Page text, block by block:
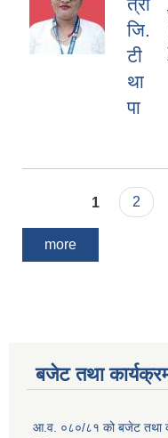
त्रा
जि.
टी
था
पा
Pages
1 2
more
बजेट तथा
आ.व. ०८०/८१ को बजेट तथा